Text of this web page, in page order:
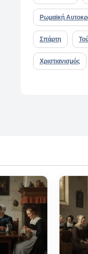
Ρωμαϊκή
Σπάρτη
Χριστιανισμός